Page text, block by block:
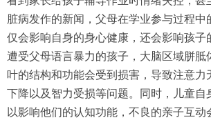
脏病发作的新闻，父母在学业参与过程中
仅会影响自身的身心健康，还会影响孩子
遭受父母语言暴力的孩子，大脑区域胼胝
叶的结构和功能会受到损害，导致注意力
下降以及智力受损等问题。同时，儿童自
以影响他们的认知功能，不良的亲子互动